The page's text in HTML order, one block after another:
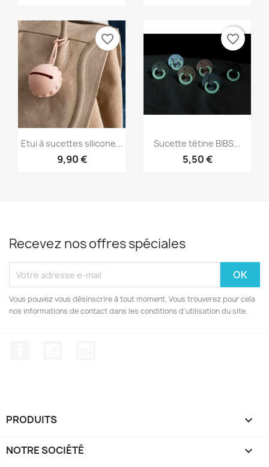
Aperçu rapide
Etui à sucettes silicone...
9,90 €
favorite_border
Aperçu rapide
Sucette tétine BIBS...
5,50 €
favorite_border
Recevez nos offres spéciales
Vous pouvez vous désinscrire à tout moment. Vous trouverez pour cela
nos informations de contact dans les conditions d'utilisation du site.
PRODUITS 
NOTRE SOCIÉTÉ 